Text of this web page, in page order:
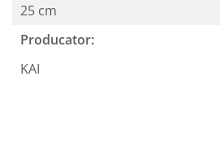
25 cm
Producator:
KAI